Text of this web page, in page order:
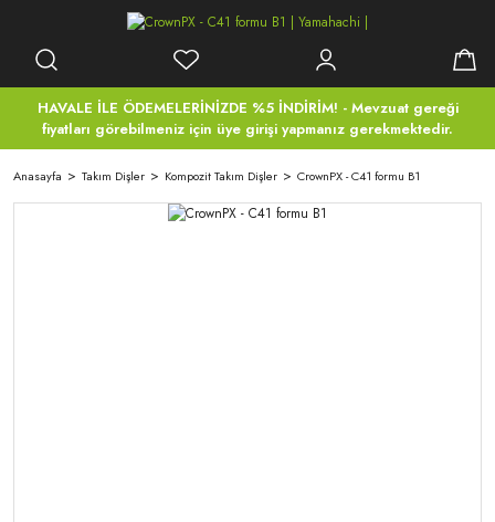
HAVALE İLE ÖDEMELERİNİZDE %5 İNDİRİM! - Mevzuat gereği
fiyatları görebilmeniz için üye girişi yapmanız gerekmektedir.
Anasayfa Takım Dişler Kompozit Takım Dişler CrownPX - C41 formu B1